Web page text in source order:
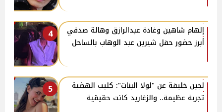
4
إلهام شاهين وغادة عبدالرازق وهالة صدقي
أبرز حضور حفل شيرين عبد الوهاب بالساحل
5
لجين خليفة عن "لولا البنات": كليب الهضبة
تجربة عظيمة.. والزغاريد كانت حقيقية